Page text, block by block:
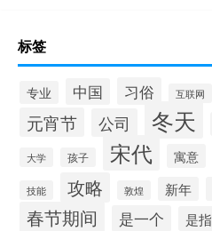
标签
专业 中国 习俗 互联网
元宵节 公司 冬天
大学 孩子 宋代 寓意
技能 攻略 敦煌 新年
春节期间 是一个 是指